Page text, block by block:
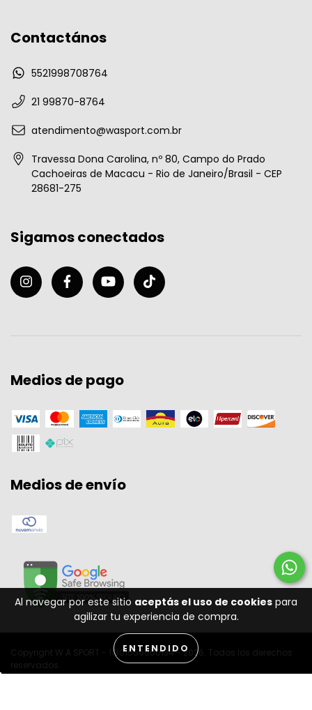
Al navegar por este sitio aceptás el uso de cookies para
agilizar tu experiencia de compra.
ENTENDIDO
Contactános
5521998708764
21 99870-8764
atendimento@wasport.com.br
Travessa Dona Carolina, nº 80, Campo do Prado
Cachoeiras de Macacu - Rio de Janeiro/Brasil - CEP
28681-275
Sigamos conectados
Medios de pago
Medios de envío
Copyright W A SPORT - 11301556000134 - 2026. Todos los derechos
reservados.